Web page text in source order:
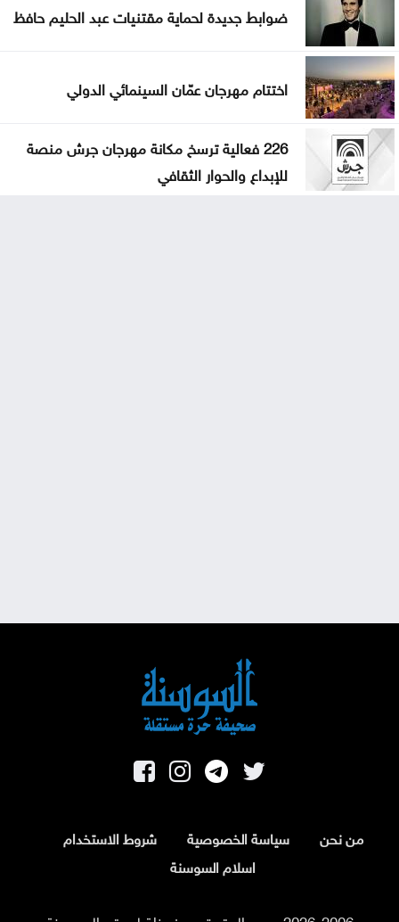
ضوابط جديدة لحماية مقتنيات عبد الحليم حافظ
اختتام مهرجان عمّان السينمائي الدولي
226 فعالية ترسخ مكانة مهرجان جرش منصة
للإبداع والحوار الثقافي
من نحن سياسة الخصوصية
شروط الاستخدام
اسلام السوسنة